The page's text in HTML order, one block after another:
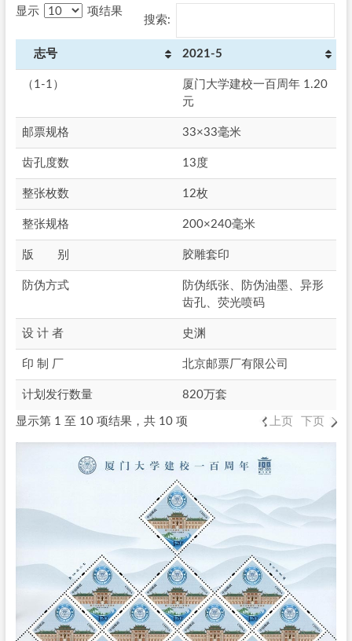
显示 项结果
搜索:
志号 2021-5
（1-1）
厦门大学建校一百周年 1.20
元
邮票规格 33×33毫米
齿孔度数 13度
整张枚数 12枚
整张规格 200×240毫米
版 别 胶雕套印
防伪方式
防伪纸张、防伪油墨、异形
齿孔、荧光喷码
设 计 者 史渊
印 制 厂 北京邮票厂有限公司
计划发行数量 820万套
显示第 1 至 10 项结果，共 10 项 上页 下页